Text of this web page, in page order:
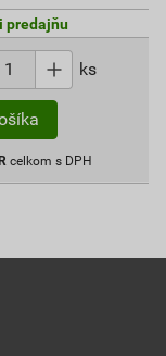
predajňu
ks
celkom s DPH